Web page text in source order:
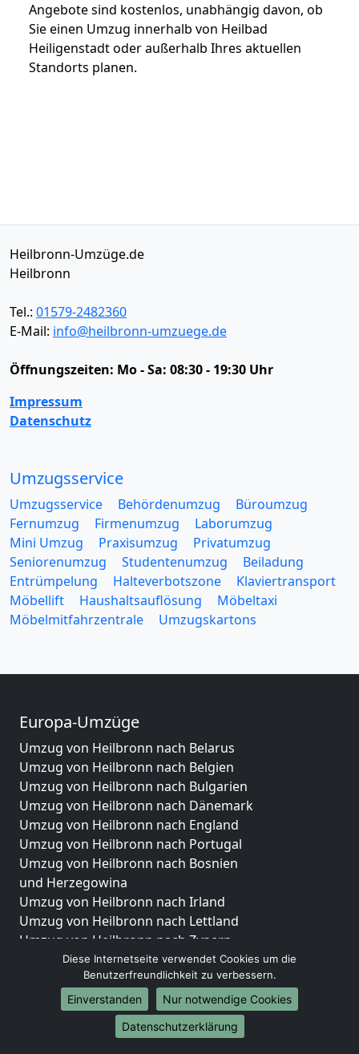
Angebote sind kostenlos, unabhängig davon, ob
Sie einen Umzug innerhalb von Heilbad
Heiligenstadt oder außerhalb Ihres aktuellen
Standorts planen.
Heilbronn-Umzüge.de
Heilbronn
Tel.: 01579-2482360
E-Mail: info@heilbronn-umzuege.de
Öffnungszeiten: Mo - Sa: 08:30 - 19:30 Uhr
Impressum
Datenschutz
Umzugsservice
Umzugsservice Behördenumzug
Büroumzug
Fernumzug
Firmenumzug
Laborumzug
Mini Umzug
Praxisumzug
Privatumzug
Seniorenumzug
Studentenumzug
Beiladung
Entrümpelung
Halteverbotszone
Klaviertransport
Möbellift
Haushaltsauflösung
Möbeltaxi
Möbelmitfahrzentrale
Umzugskartons
Europa-Umzüge
Umzug von Heilbronn nach Belarus
Umzug von Heilbronn nach Belgien
Umzug von Heilbronn nach Bulgarien
Umzug von Heilbronn nach Dänemark
Umzug von Heilbronn nach England
Umzug von Heilbronn nach Portugal
Umzug von Heilbronn nach Bosnien
und Herzegowina
Umzug von Heilbronn nach Irland
Umzug von Heilbronn nach Lettland
Umzug von Heilbronn nach Zypern
Umzug von Heilbronn nach Kroatien
Umzug von Heilbronn nach Estland
Umzug von Heilbronn nach Finnland
Umzug von Heilbronn nach Frankreich
Umzug von Heilbronn nach Griechenland
Diese Internetseite verwendet Cookies um die
Benutzerfreundlichkeit zu verbessern.
Einverstanden
Nur notwendige Cookies
Datenschutzerklärung